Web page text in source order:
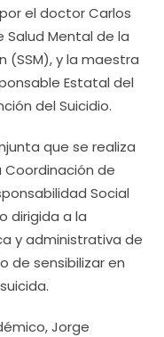
el doctor Carlos
Salud Mental de la
(SSM), y la maestra
Estatal del
del Suicidio.
que se realiza
de
Social
dirigida a la
y administrativa de
de sensibilizar en
Jorge